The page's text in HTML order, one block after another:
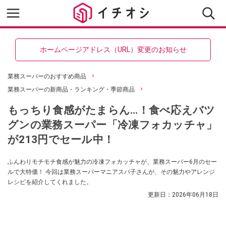
ホームページアドレス（URL）変更のお知らせ
業務スーパーのおすすめ商品
業務スーパーの新商品・ランキング・季節商品
もっちり食感がたまらん…！食べ応えバツ
グンの業務スーパー「冷凍フォカッチャ」
が213円でセール中！
ふんわりモチモチ食感が魅力の冷凍フォカッチャが、業務スーパー6月のセー
ルで大特価！ 今回は業務スーパーマニアスパ子さんが、その魅力やアレンジ
レシピを紹介してくれました。
更新日： 2026年06月18日